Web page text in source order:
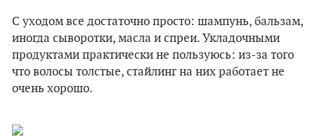
С уходом все достаточно просто: шампунь, бальзам,
иногда сыворотки, масла и спреи. Укладочными
продуктами практически не пользуюсь: из-за того
что волосы толстые, стайлинг на них работает не
очень хорошо.